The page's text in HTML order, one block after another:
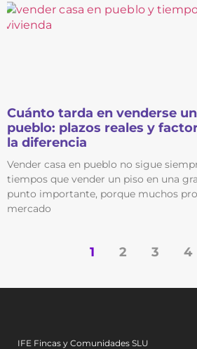
Cuánto tarda en venderse
pueblo: plazos reales y
la diferencia
Vender casa en pueblo no sigue
tiempos que vender un piso en una
punto importante, porque muchos
mercado
1 2 3 4
IFE Fincas y Comunidades SLU